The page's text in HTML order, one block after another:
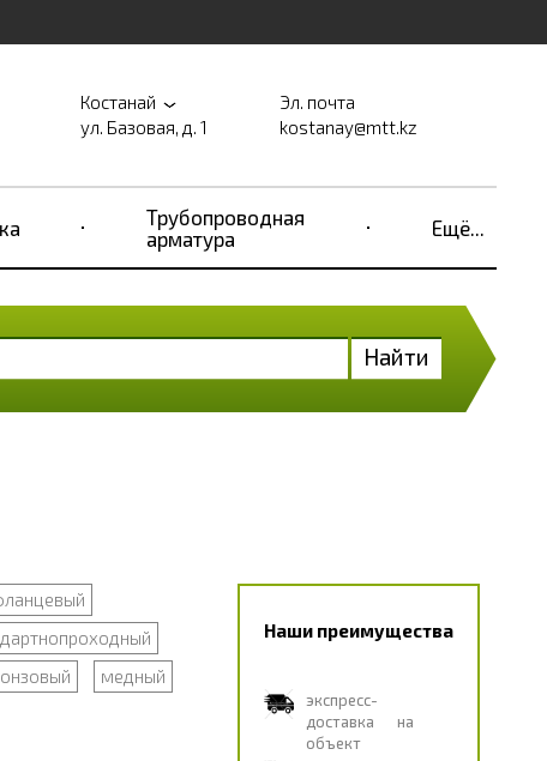
Костанай
ул. Базовая, д. 1
Эл. почта
kostanay@mtt.kz
Трубопроводная
арматура
Ещё...
Найти
медный
Наши преимущества
экспресс-
доставка на
объект